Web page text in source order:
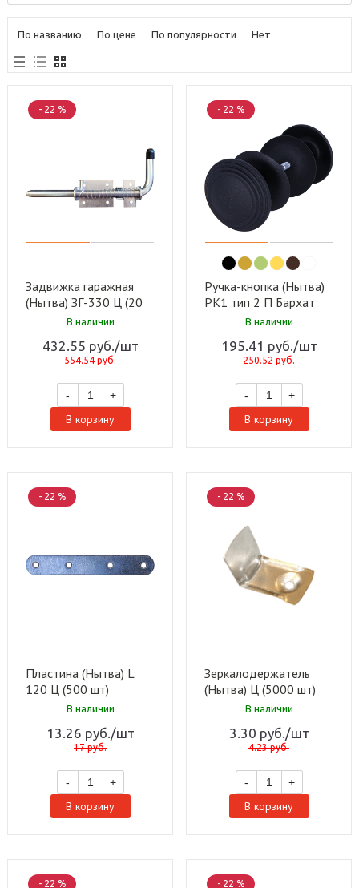
По названию По цене По популярности Нет
- 22 %
Задвижка гаражная
(Нытва) ЗГ-330 Ц (20
В наличии
432.55 руб. /шт
554.54руб.
- +
В корзину
- 22 %
Ручка-кнопка (Нытва)
РК1 тип 2 П Бархат
черный 30 (компл.)
В наличии
195.41 руб. /шт
250.52руб.
- +
В корзину
- 22 %
Пластина (Нытва) L
120 Ц (500 шт)
В наличии
13.26 руб. /шт
17руб.
- +
В корзину
- 22 %
Зеркалодержатель
(Нытва) Ц (5000 шт)
В наличии
3.30 руб. /шт
4.23руб.
- +
В корзину
- 22 % - 22 %